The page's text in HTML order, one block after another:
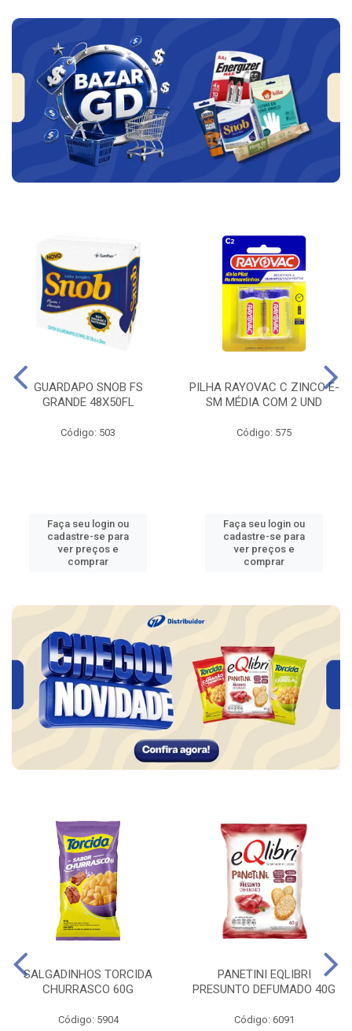
GUARDAPO SNOB FS
GRANDE 48X50FL
Código: 503
Faça seu login ou
cadastre-se para
ver preços e
comprar
PILHA RAYOVAC C ZINCO E-
SM MÉDIA COM 2 UND
Código: 575
Faça seu login ou
cadastre-se para
ver preços e
comprar
SALGADINHOS TORCIDA
CHURRASCO 60G
Código: 5904
PANETINI EQLIBRI
PRESUNTO DEFUMADO 40G
Código: 6091